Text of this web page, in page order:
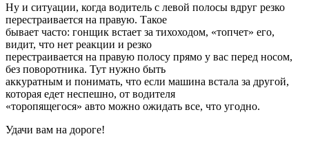
Ну и ситуации, когда водитель с левой полосы вдруг резко
перестраивается на правую. Такое
бывает часто: гонщик встает за тихоходом, «топчет» его,
видит, что нет реакции и резко
перестраивается на правую полосу прямо у вас перед носом,
без поворотника. Тут нужно быть
аккуратным и понимать, что если машина встала за другой,
которая едет неспешно, от водителя
«торопящегося» авто можно ожидать все, что угодно.
Удачи вам на дороге!